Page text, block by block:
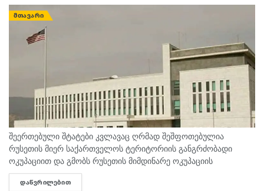
ᲛᲗᲐᲕᲐᲠᲘ
შეერთებული შტატები კვლავაც ღრმად შეშფოთებულია
რუსეთის მიერ საქართველოს ტერიტორიის განგრძობადი
ოკუპაციით და გმობს რუსეთის მიმდინარე ოკუპაციის
პირობებში მომხდარ მკვლელობებს, გატაცებებსა და სხვა
სახის ძალადობა, - ამ განცხადებით აშშ-ს საელჩო
ᲓᲐᲬᲕᲠᲘᲚᲔᲑᲘᲗ